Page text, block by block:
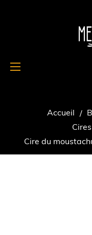
Basculer
la
☰
Accueil
Cire du